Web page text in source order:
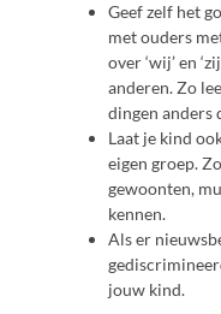
Geef zelf het
met ouders
over ‘wij’ en
anderen. Zo
dingen anders
Laat je kind
eigen groep.
gewoonten,
kennen.
Als er
jouw kind.